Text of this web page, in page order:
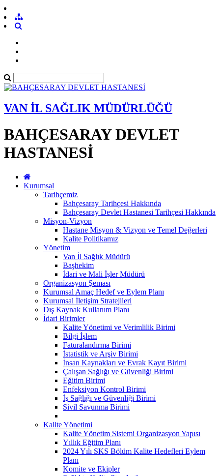
VAN İL SAĞLIK MÜDÜRLÜĞÜ
BAHÇESARAY DEVLET
HASTANESİ
Kurumsal
Tarihçemiz
Bahçesaray Tarihçesi Hakkında
Bahçesaray Devlet Hastanesi Tarihçesi Hakkında
Misyon-Vizyon
Hastane Misyon & Vizyon ve Temel Değerleri
Kalite Politikamız
Yönetim
Van İl Sağlık Müdürü
Başhekim
İdari ve Mali İşler Müdürü
Organizasyon Şeması
Kurumsal Amaç Hedef ve Eylem Planı
Kurumsal İletişim Stratejileri
Dış Kaynak Kullanım Planı
İdari Birimler
Kalite Yönetimi ve Verimlilik Birimi
Bilgi İşlem
Faturalandırma Birimi
İstatistik ve Arşiv Birimi
İnsan Kaynakları ve Evrak Kayıt Birimi
Çalışan Sağlığı ve Güvenliği Birimi
Eğitim Birimi
Enfeksiyon Kontrol Birimi
İş Sağlığı ve Güvenliği Birimi
Sivil Savunma Birimi
Kalite Yönetimi
Kalite Yönetim Sistemi Organizasyon Yapısı
Yıllık Eğitim Planı
2024 Yılı SKS Bölüm Kalite Hedefleri Eylem
Planı
Komite ve Ekipler